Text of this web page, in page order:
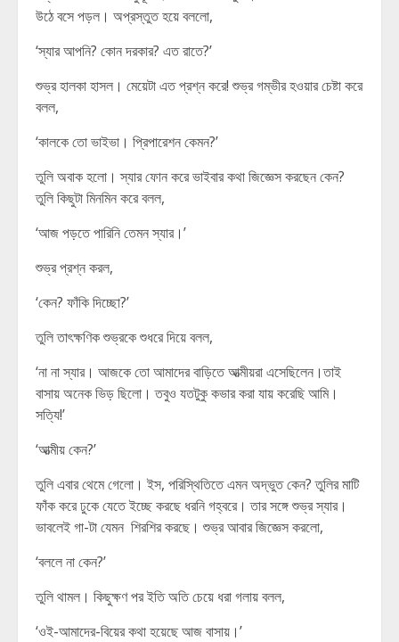
উঠে বসে পড়ল। অপ্রস্তুত হয়ে বললো,
‘স্যার আপনি? কোন দরকার? এত রাতে?’
শুভ্র হালকা হাসল। মেয়েটা এত প্রশ্ন করে! শুভ্র গম্ভীর হওয়ার চেষ্টা করে
বলল,
‘কালকে তো ভাইভা। প্রিপারেশন কেমন?’
তুলি অবাক হলো। স্যার ফোন করে ভাইবার কথা জিজ্ঞেস করছেন কেন?
তুলি কিছুটা মিনমিন করে বলল,
‘আজ পড়তে পারিনি তেমন স্যার।’
শুভ্র প্রশ্ন করল,
‘কেন? ফাঁকি দিচ্ছো?’
তুলি তাৎক্ষণিক শুভ্রকে শুধরে দিয়ে বলল,
‘না না স্যার। আজকে তো আমাদের বাড়িতে আত্মীয়রা এসেছিলেন।তাই
বাসায় অনেক ভিড় ছিলো। তবুও যতটুকু কভার করা যায় করেছি আমি।
সত্যি!’
‘আত্মীয় কেন?’
তুলি এবার থেমে গেলো। ইস, পরিস্থিতিতে এমন অদ্ভুত কেন? তুলির মাটি
ফাঁক করে ঢুকে যেতে ইচ্ছে করছে ধরনি গহ্বরে। তার সঙ্গে শুভ্র স্যার।
ভাবলেই গা-টা যেমন শিরশির করছে। শুভ্র আবার জিজ্ঞেস করলো,
‘বললে না কেন?’
তুলি থামল। কিছুক্ষণ পর ইতি অতি চেয়ে ধরা গলায় বলল,
‘ওই-আমাদের-বিয়ের কথা হয়েছে আজ বাসায়।’